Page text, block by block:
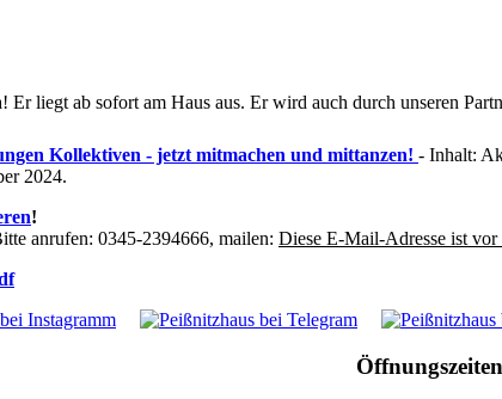
Er liegt ab sofort am Haus aus. Er wird auch durch unseren
Kollektiven - jetzt mitmachen und mittanzen! - Inhalt:
2024.
!
anrufen: 0345-2394666, mailen: Diese E-Mail-Adresse ist vor
Öffnungszeiten